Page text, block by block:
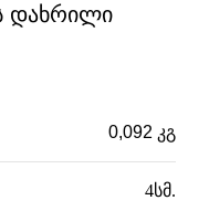
დახრილი
0,092 კგ
4სმ.